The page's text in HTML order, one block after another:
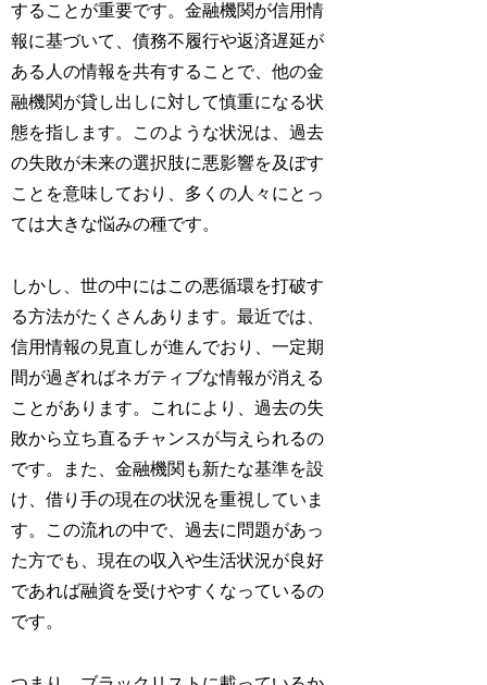
することが重要です。金融機関が信用情
報に基づいて、債務不履行や返済遅延が
ある人の情報を共有することで、他の金
融機関が貸し出しに対して慎重になる状
態を指します。このような状況は、過去
の失敗が未来の選択肢に悪影響を及ぼす
ことを意味しており、多くの人々にとっ
ては大きな悩みの種です。
しかし、世の中にはこの悪循環を打破す
る方法がたくさんあります。最近では、
信用情報の見直しが進んでおり、一定期
間が過ぎればネガティブな情報が消える
ことがあります。これにより、過去の失
敗から立ち直るチャンスが与えられるの
です。また、金融機関も新たな基準を設
け、借り手の現在の状況を重視していま
す。この流れの中で、過去に問題があっ
た方でも、現在の収入や生活状況が良好
であれば融資を受けやすくなっているの
です。